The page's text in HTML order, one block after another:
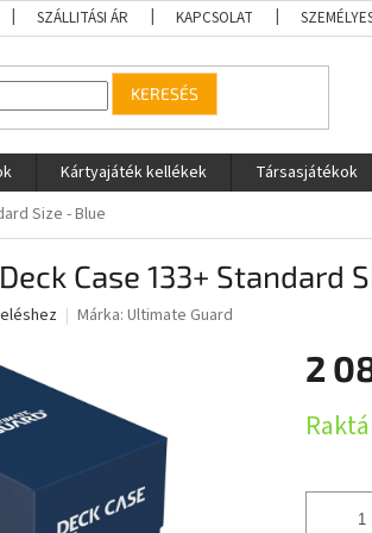
SZÁLLITÁSI ÁR KAPCSOLAT
KERESÉS
Kártyajáték kellékek Társasjátékok
Size - Blue
Case 133+ Standard
Márka: Ultimate Guard
2